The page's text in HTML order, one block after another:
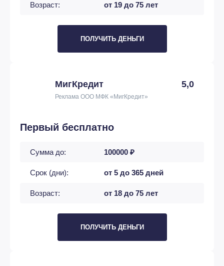
Возраст: от 19 до 75 лет
ПОЛУЧИТЬ ДЕНЬГИ
МигКредит 5,0
Реклама ООО МФК «МигКредит»
Первый бесплатно
Сумма до: 100000 ₽
Срок (дни): от 5 до 365 дней
Возраст: от 18 до 75 лет
ПОЛУЧИТЬ ДЕНЬГИ